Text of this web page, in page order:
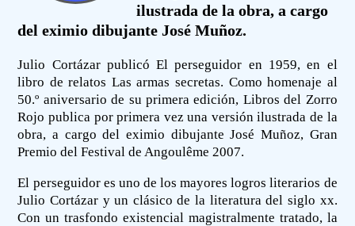
ilustrada de la obra, a cargo
del eximio dibujante José Muñoz.
Julio Cortázar publicó El perseguidor en 1959, en el
libro de relatos Las armas secretas. Como homenaje al
50.º aniversario de su primera edición, Libros del Zorro
Rojo publica por primera vez una versión ilustrada de la
obra, a cargo del eximio dibujante José Muñoz, Gran
Premio del Festival de Angoulême 2007.
El perseguidor es uno de los mayores logros literarios de
Julio Cortázar y un clásico de la literatura del siglo xx.
Con un trasfondo existencial magistralmente tratado, la